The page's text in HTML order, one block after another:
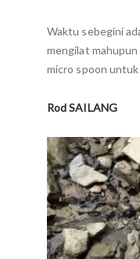
Waktu sebegini
mengilat
micro spoon untuk
Rod SAILANG